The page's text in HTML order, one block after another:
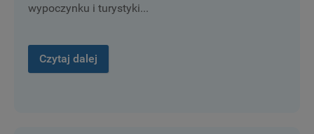
wypoczynku i turystyki...
Czytaj dalej